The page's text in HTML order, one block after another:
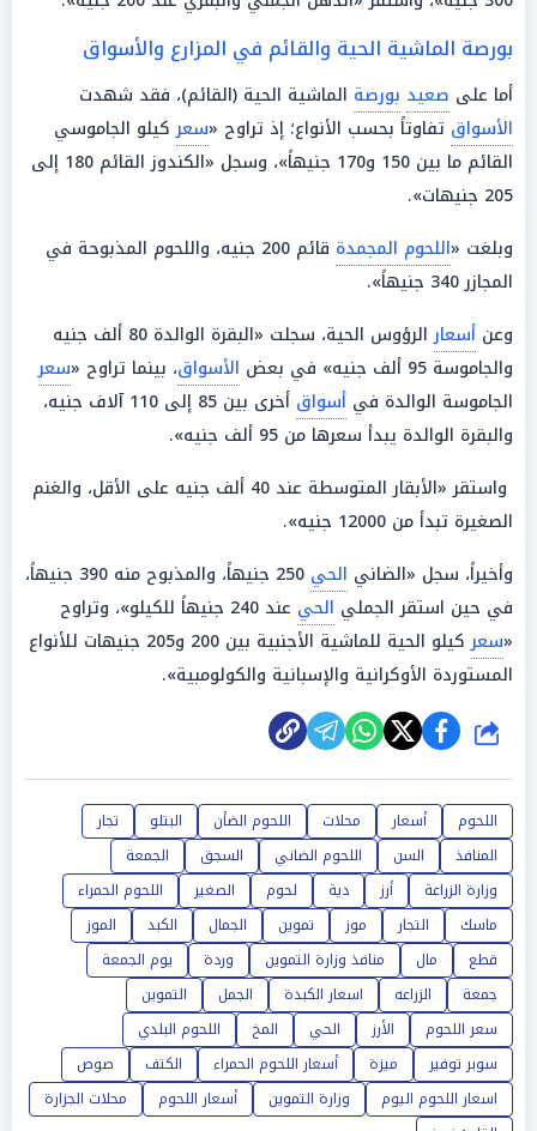
بورصة الماشية الحية والقائم في المزارع والأسواق
أما على صعيد بورصة الماشية الحية (القائم)، فقد شهدت
الأسواق تفاوتاً بحسب الأنواع؛ إذ تراوح «سعركيلو الجاموسي
القائم ما بين 150 و170 جنيهاً»، وسجل «الكندوز القائم 180 إلى
205 جنيهات».
وبلغت «اللحوم المجمدة
قائم 200 جنيه، واللحوم المذبوحة في
المجازر 340 جنيهاً».
وعن أسعار
الرؤوس الحية، سجلت «البقرة الوالدة 80 ألف جنيه
والجاموسة 95 ألف جنيه» في بعض
الأسواق، بينما تراوح «سعر
الجاموسة الوالدة في أسواق
أخرى بين 85 إلى 110 آلاف جنيه،
والبقرة الوالدة يبدأ سعرها من 95 ألف جنيه».
واستقر «الأبقار المتوسطة عند 40 ألف جنيه على الأقل، والغنم
الصغيرة تبدأ من 12000 جنيه».
وأخيراً، سجل «الضاني الحي
250 جنيهاً، والمذبوح منه 390 جنيهاً،
في حين استقر الجملي الحي
عند 240 جنيهاً للكيلو»، وتراوح
«سعر
كيلو الحية للماشية الأجنبية بين 200 و205 جنيهات للأنواع
المستوردة الأوكرانية والإسبانية والكولومبية».
شارك
اللحوم أسعار محلات اللحوم الضأن البتلو
تجار
المنافذ
السن اللحوم الضاني السجق
الجمعة
وزارة الزراعة
أرز دية لحوم الصغير
اللحوم الحمراء
ماسك
التجار موز تموين الجمال الكبد
الموز
قطع
مال منافذ وزارة التموين وردة
يوم الجمعة
جمعة
الزراعه اسعار الكبدة الجمل
التموين
سعر اللحوم
الأرز الحي المخ
اللحوم البلدي
سوبر توفير
ميزة أسعار اللحوم الحمراء الكتف
صوص
اسعار اللحوم اليوم
وزارة التموين أسعار اللحوم
محلات الجزارة